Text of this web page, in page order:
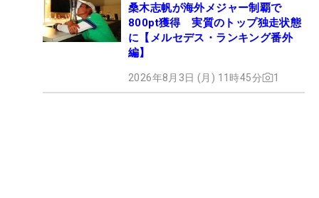
桑木志帆が海外メジャー制覇で
800pt獲得 実質のトップ独走状態
に【メルセデス・ランキング番外
編】
2026年8月3日 (月) 11時45分 1